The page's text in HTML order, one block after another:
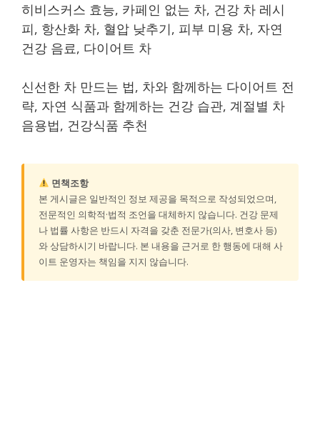
히비스커스 효능, 카페인 없는 차, 건강 차 레시
피, 항산화 차, 혈압 낮추기, 피부 미용 차, 자연
건강 음료, 다이어트 차
신선한 차 만드는 법, 차와 함께하는 다이어트 전
략, 자연 식품과 함께하는 건강 습관, 계절별 차
음용법, 건강식품 추천
면책조항
본 게시글은 일반적인 정보 제공을 목적으로 작성되었으며,
전문적인 의학적·법적 조언을 대체하지 않습니다. 건강 문제
나 법률 사항은 반드시 자격을 갖춘 전문가(의사, 변호사 등)
와 상담하시기 바랍니다. 본 내용을 근거로 한 행동에 대해 사
이트 운영자는 책임을 지지 않습니다.